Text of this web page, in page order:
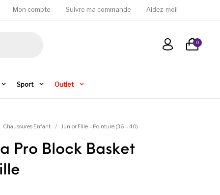
Mon compte Suivre ma commande Aidez-moi!
0
Sport Outlet
Chaussures Enfant / Junior Fille – Pointure (36 – 40)
Pro Block Basket